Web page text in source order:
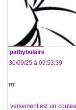
pathybulaire
Le 30/09/25 à 09:53:39
Grrrrr.
Ce versement est un